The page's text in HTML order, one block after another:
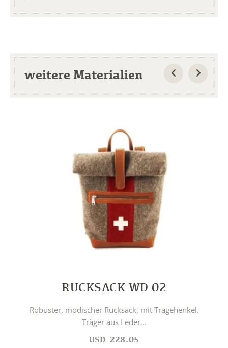
weitere Materialien
RUCKSACK WD 02
Robuster, modischer Rucksack, mit Tragehenkel.
Träger aus Leder...
USD 228.05